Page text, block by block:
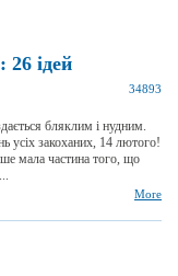
26 ідей
34893
бляклим і нудним.
усіх закоханих, 14 лютого!
мала частина того, що
More